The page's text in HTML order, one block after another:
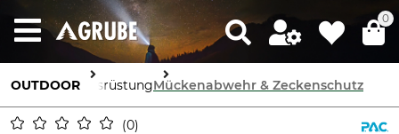
0
OUTDOOR AusrüstungMückenabwehr & Zeckenschutz
0